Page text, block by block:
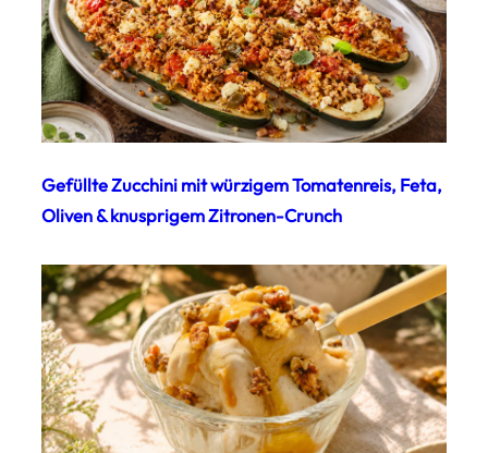
Gefüllte Zucchini mit würzigem Tomatenreis, Feta,
Oliven & knusprigem Zitronen-Crunch